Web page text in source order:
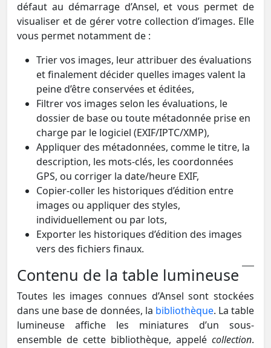
défaut au démarrage d’Ansel, et vous permet de
visualiser et de gérer votre collection d’images. Elle
vous permet notamment de :
Trier vos images, leur attribuer des évaluations
et finalement décider quelles images valent la
peine d’être conservées et éditées,
Filtrer vos images selon les évaluations, le
dossier de base ou toute métadonnée prise en
charge par le logiciel (EXIF/IPTC/XMP),
Appliquer des métadonnées, comme le titre, la
description, les mots-clés, les coordonnées
GPS, ou corriger la date/heure EXIF,
Copier-coller les historiques d’édition entre
images ou appliquer des styles,
individuellement ou par lots,
Exporter les historiques d’édition des images
vers des fichiers finaux.
Contenu de la table lumineuse
Toutes les images connues d’Ansel sont stockées
dans une base de données, la bibliothèque. La table
lumineuse affiche les miniatures d’un sous-
ensemble de cette bibliothèque, appelé collection.